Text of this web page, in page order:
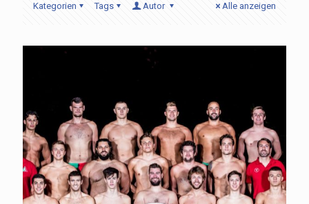
Kategorien Tags Autor Alle anzeigen